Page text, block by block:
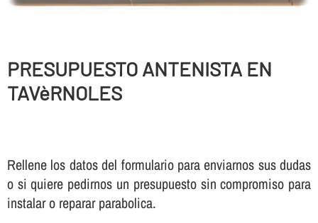
PRESUPUESTO ANTENISTA EN
TAVèRNOLES
Rellene los datos del formulario para enviarnos sus dudas
o si quiere pedirnos un presupuesto sin compromiso para
instalar o reparar parabolica.